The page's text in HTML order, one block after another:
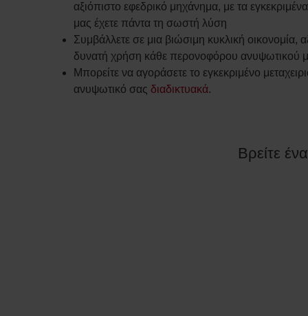
αξιόπιστο εφεδρικό μηχάνημα, με τα
μας έχετε πάντα τη σωστή λύση
Συμβάλλετε σε μια βιώσιμη κυκλική οικονομία,
δυνατή χρήση κάθε περονοφόρου ανυψωτικού
Μπορείτε να αγοράσετε το εγκεκριμένο
ανυψωτικό σας διαδικτυακά.
Βρείτε